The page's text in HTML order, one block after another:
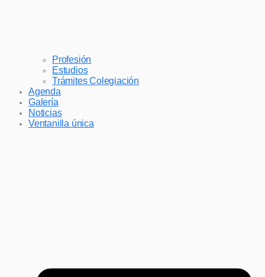
Profesión
Estudios
Trámites Colegiación
Agenda
Galería
Noticias
Ventanilla única